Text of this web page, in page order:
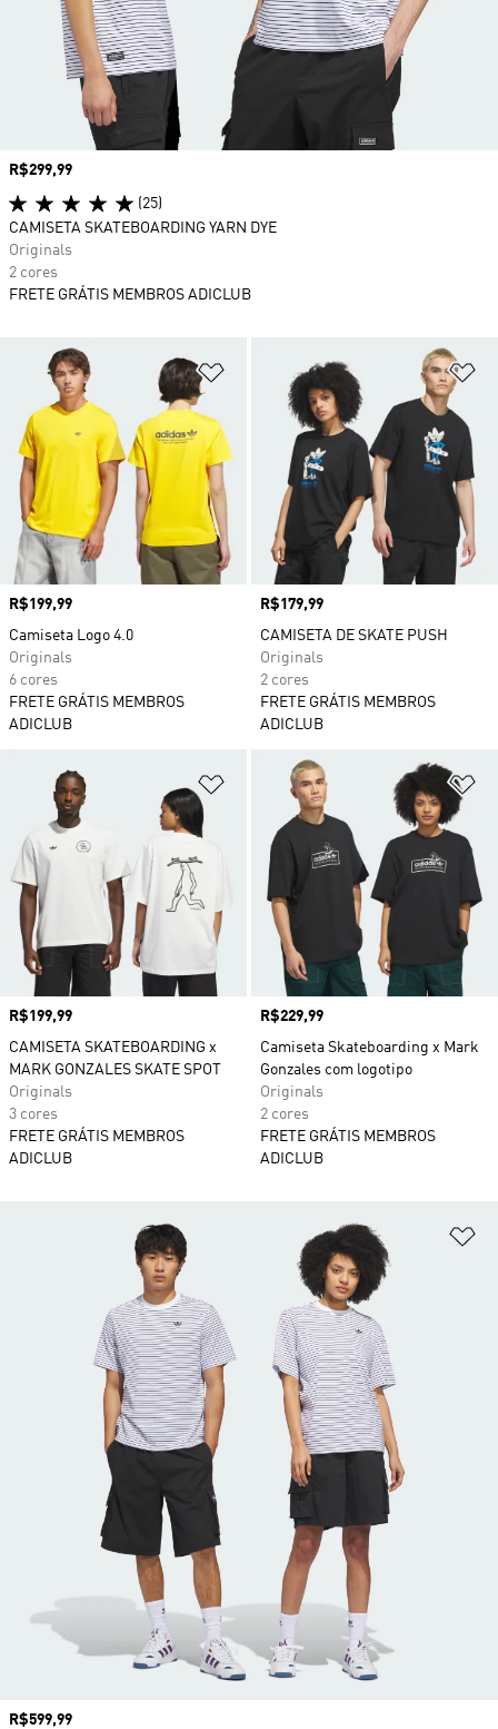
Adicionar à Lista de Desejos
Preço
R$199,99
Camiseta Logo 4.0
Originals
6 cores
FRETE GRÁTIS MEMBROS
ADICLUB
Preço
R$179,99
CAMISETA DE SKATE PUSH
Originals
2 cores
FRETE GRÁTIS MEMBROS
ADICLUB
Adicionar à Lista de Desejos
Preço
R$199,99
CAMISETA SKATEBOARDING x
MARK GONZALES SKATE SPOT
Originals
3 cores
FRETE GRÁTIS MEMBROS
ADICLUB
Preço
R$229,99
Camiseta Skateboarding x Mark
Gonzales com logotipo
Originals
2 cores
FRETE GRÁTIS MEMBROS
ADICLUB
Preço
R$599,99
Preço
R$299,99
(25)
CAMISETA SKATEBOARDING YARN DYE
Originals
2 cores
FRETE GRÁTIS MEMBROS ADICLUB